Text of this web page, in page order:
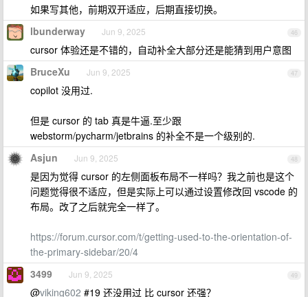
如果写其他，前期双开适应，后期直接切换。
46
lbunderway Jun 9, 2025
cursor 体验还是不错的，自动补全大部分还是能猜到用户意图
47
BruceXu Jun 9, 2025
copilot 没用过.
但是 cursor 的 tab 真是牛逼.至少跟
webstorm/pycharm/jetbrains 的补全不是一个级别的.
48
Asjun Jun 9, 2025
是因为觉得 cursor 的左侧面板布局不一样吗？我之前也是这个
问题觉得很不适应，但是实际上可以通过设置修改回 vscode 的
布局。改了之后就完全一样了。
https://forum.cursor.com/t/getting-used-to-the-orientation-of-
the-primary-sidebar/20/4
49
3499 Jun 9, 2025
@viking602 #19 还没用过 比 cursor 还强？